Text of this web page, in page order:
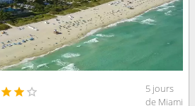
5 jours
de Miami